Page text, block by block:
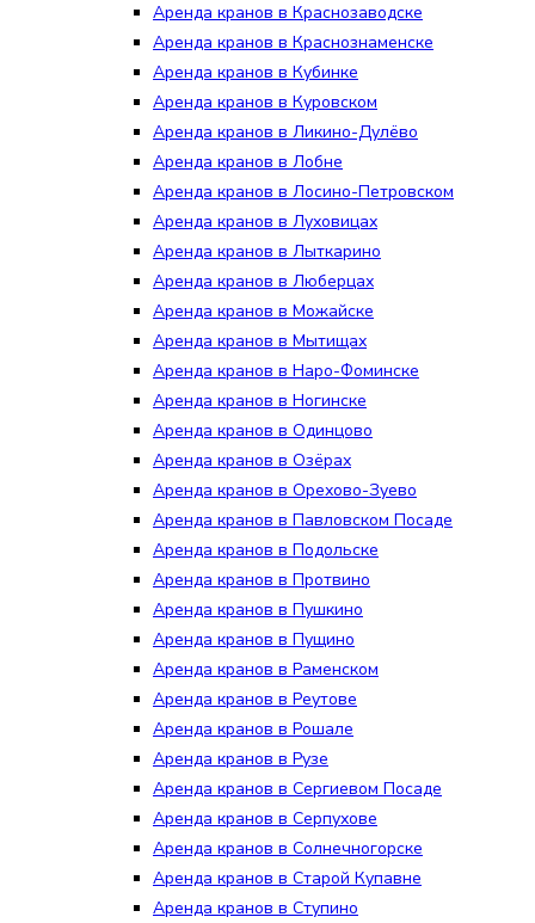
Аренда кранов в Краснозаводске
Аренда кранов в Краснознаменске
Аренда кранов в Кубинке
Аренда кранов в Куровском
Аренда кранов в Ликино-Дулёво
Аренда кранов в Лобне
Аренда кранов в Лосино-Петровском
Аренда кранов в Луховицах
Аренда кранов в Лыткарино
Аренда кранов в Люберцах
Аренда кранов в Можайске
Аренда кранов в Мытищах
Аренда кранов в Наро-Фоминске
Аренда кранов в Ногинске
Аренда кранов в Одинцово
Аренда кранов в Озёрах
Аренда кранов в Орехово-Зуево
Аренда кранов в Павловском Посаде
Аренда кранов в Подольске
Аренда кранов в Протвино
Аренда кранов в Пушкино
Аренда кранов в Пущино
Аренда кранов в Раменском
Аренда кранов в Реутове
Аренда кранов в Рошале
Аренда кранов в Рузе
Аренда кранов в Сергиевом Посаде
Аренда кранов в Серпухове
Аренда кранов в Солнечногорске
Аренда кранов в Старой Купавне
Аренда кранов в Ступино